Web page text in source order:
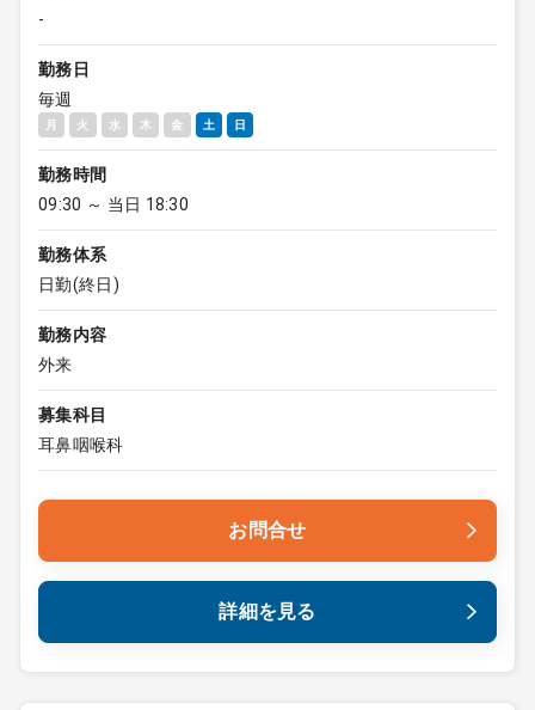
-
勤務日
毎週
月 火 水 木 金 土 日
勤務時間
09:30 ～ 当日 18:30
勤務体系
日勤(終日)
勤務内容
外来
募集科目
耳鼻咽喉科
お問合せ
詳細を見る